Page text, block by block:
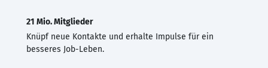
21 Mio. Mitglieder
Knüpf neue Kontakte und erhalte Impulse für ein
besseres Job-Leben.